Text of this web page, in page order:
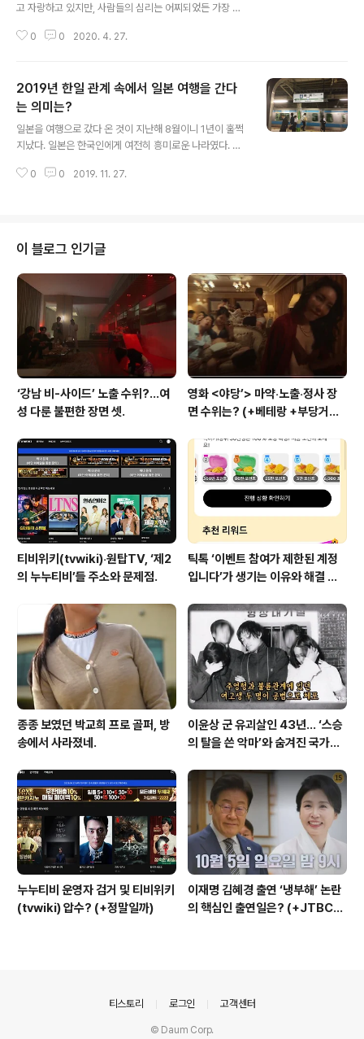
고 자랑하고 있지만, 사람들의 심리는 어찌되었든 가장 유
랐던 사평 솥뚜껑 닭볶음탕 산골농원을 다시 찾았다. 산골
많이 들었다. 이 부분은 나중에 다시 언급하겠다. 홍대 탄
탄면공방, 본점의 맛을 볼 수 있다." data-og-descripti
on="맛 기준은 10점 만점에 9점. 오랜만에 간 탄탄면공
방. 예전에 가격이 8500원이었는데 이제 9800원 많이
올랐다. 전국적으로 프랜차이즈점이 많지만 주로 가는 곳
은 홍대본점. 상수주택, 깔끔한 상수" data-og-host="w
0 0 2020. 4. 27.
2019년 한일 관계 속에서 일본 여행을 간다
는 의미는?
일본을 여행으로 갔다 온 것이 지난해 8월이니 1년이 훌쩍
지났다. 일본은 한국인에게 여전히 흥미로운 나라였다. 도
뉴판과 어설픈 한국어를 구사하는 직원이 있었고, 한국 노
대해서도 무지하다. 이는 추측도 아니고 주장도 아니다. 한
국에 사는 일본인이 인정했고, 일본에 사는 한국인이 인정
했다. 그러다보니 나이 많은 극우세력의 망언에도 쉽게 동
조하며, ‘생각 없이’ 혐한 감정을 갖는지도 모른다. 결국 욱
일기에 경례한 보수 정권 한국 해군…2002년과 다른 점은
‘이것’한국 해군 장병..
0 0 2019. 11. 27.
이 블로그 인기글
‘강남 비-사이드’ 노출 수위?…여
성 다룬 불편한 장면 셋.
영화 <야당’> 마약‧노출‧정사 장
면 수위는? (+베테랑 +부당거래
티비위키(tvwiki)‧원탑TV, ‘제2
의 누누티비’들 주소와 문제점.
틱톡 ‘이벤트 참여가 제한된 계정
입니다’가 생기는 이유와 해결 방
종종 보였던 박교희 프로 골퍼, 방
송에서 사라졌네.
이윤상 군 유괴살인 43년… ‘스승
의 탈을 쓴 악마’와 숨겨진 국가폭
누누티비 운영자 검거 및 티비위키
(tvwiki) 압수? (+정말일까)
이재명 김혜경 출연 ‘냉부해’ 논란
의 핵심인 출연일은? (+JTBC
티스토리 로그인 고객센터
© Daum Corp.